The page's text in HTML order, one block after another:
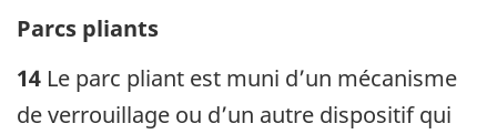
Parcs pliants
14 Le parc pliant est muni d’un mécanisme
de verrouillage ou d’un autre dispositif qui